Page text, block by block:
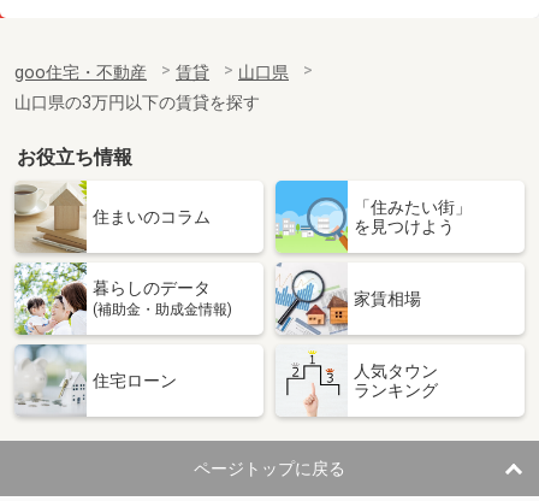
専有面積
45.89m²
間取り
1LDK
山口県宇部市西宇部北２丁目
価 格
4.10万円
山口県宇部市西宇部北２丁目
専有面積 22.35m²
間取り
山口県下関市石神町
住 所
山口県下関市石神町
専有面積 25.89m²
間取り
1K
goo住宅・不動産 賃貸
山口県
山口県の3万円以下の賃貸を探す
お役立ち情報
住まいのコラム
「住みたい街」
を見つけよう
暮らしのデータ
(補助金・助成金情報)
家賃相場
住宅ローン
人気タウン
ランキング
ページトップに戻る